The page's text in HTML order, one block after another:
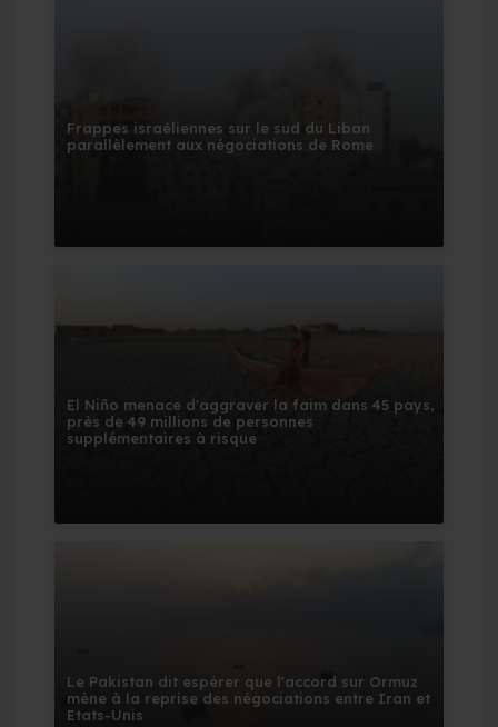
Frappes israéliennes sur le sud du Liban
parallèlement aux négociations de Rome
El Niño menace d'aggraver la faim dans 45 pays,
près de 49 millions de personnes
supplémentaires à risque
Le Pakistan dit espérer que l'accord sur Ormuz
mène à la reprise des négociations entre Iran et
Etats-Unis